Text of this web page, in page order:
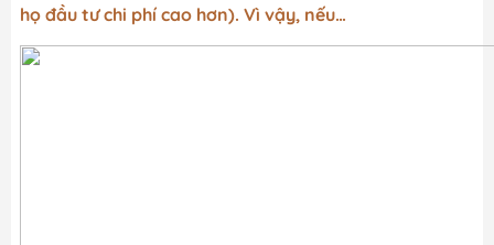
họ đầu tư chi phí cao hơn). Vì vậy, nếu…